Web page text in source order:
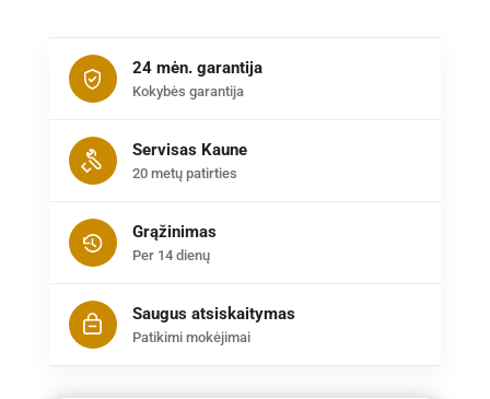
24 mėn. garantija
Kokybės garantija
Servisas Kaune
20 metų patirties
Grąžinimas
Per 14 dienų
Saugus atsiskaitymas
Patikimi mokėjimai